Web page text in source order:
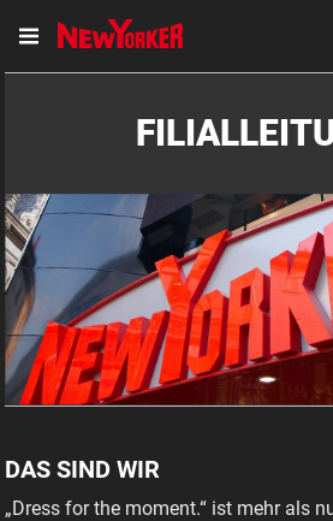
DAS SIND WIR
„Dress for the moment.“ ist mehr als